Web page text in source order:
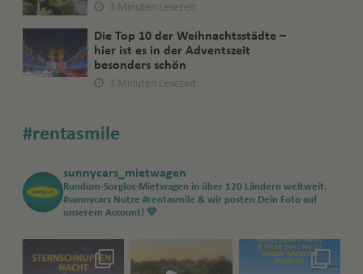
3 Minuten Lesezeit
Die Top 10 der Weihnachtsstädte –
hier ist es in der Adventszeit
besonders schön
3 Minuten Lesezeit
#rentasmile
sunnycars_mietwagen
Rundum-Sorglos-Mietwagen in über 120 Ländern weltweit.
#sunnycars Nutze #rentasmile & wir posten Dein Foto auf
unserem Account! 💛